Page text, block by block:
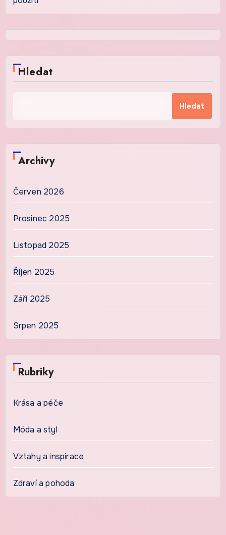
Hledat
Hledat
Archivy
Červen 2026
Prosinec 2025
Listopad 2025
Říjen 2025
Září 2025
Srpen 2025
Rubriky
Krása a péče
Móda a styl
Vztahy a inspirace
Zdraví a pohoda